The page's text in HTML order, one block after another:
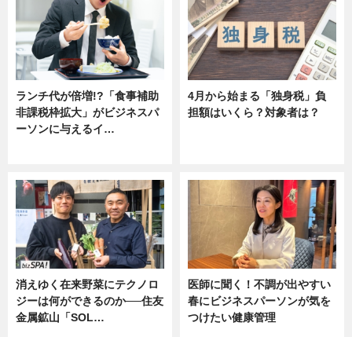
ランチ代が倍増!?「食事補助
非課税枠拡大」がビジネスパ
ーソンに与えるイ…
4月から始まる「独身税」負
担額はいくら？対象者は？
消えゆく在来野菜にテクノロ
ジーは何ができるのか──住友
金属鉱山「SOL…
医師に聞く！不調が出やすい
春にビジネスパーソンが気を
つけたい健康管理